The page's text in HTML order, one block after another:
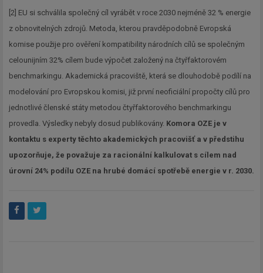
[2] EU si schválila společný cíl vyrábět v roce 2030 nejméně 32 % energie
z obnovitelných zdrojů. Metoda, kterou pravděpodobně Evropská
komise použije pro ověření kompatibility národních cílů se společným
celounijním 32% cílem bude výpočet založený na čtyřfaktorovém
benchmarkingu. Akademická pracoviště, která se dlouhodobě podílí na
modelování pro Evropskou komisi, již první neoficiální propočty cílů pro
jednotlivé členské státy metodou čtyřfaktorového benchmarkingu
provedla. Výsledky nebyly dosud publikovány. Komora OZE je v
kontaktu s experty těchto akademických pracovišť a v předstihu
upozorňuje, že považuje za racionální kalkulovat s cílem nad
úrovní 24% podílu OZE na hrubé domácí spotřebě energie v r. 2030.
Newsletter